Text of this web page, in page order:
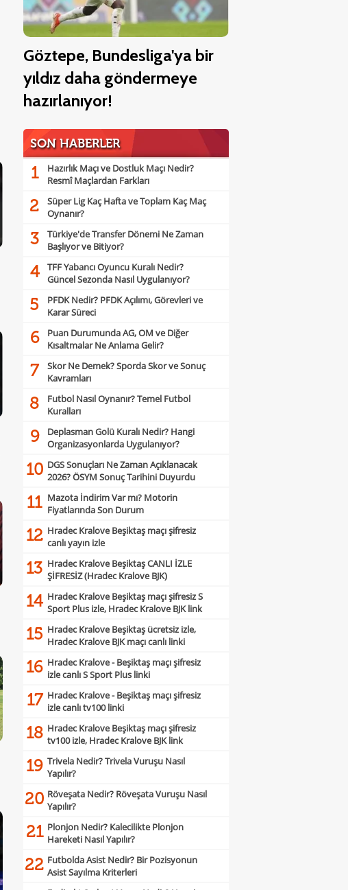
Göztepe, Bundesliga'ya bir
yıldız daha göndermeye
hazırlanıyor!
SON HABERLER
1
Hazırlık Maçı ve Dostluk Maçı Nedir?
Resmî Maçlardan Farkları
2
Süper Lig Kaç Hafta ve Toplam Kaç Maç
Oynanır?
3
Türkiye'de Transfer Dönemi Ne Zaman
Başlıyor ve Bitiyor?
4
TFF Yabancı Oyuncu Kuralı Nedir?
Güncel Sezonda Nasıl Uygulanıyor?
5
PFDK Nedir? PFDK Açılımı, Görevleri ve
Karar Süreci
6
Puan Durumunda AG, OM ve Diğer
Kısaltmalar Ne Anlama Gelir?
7
Skor Ne Demek? Sporda Skor ve Sonuç
Kavramları
8
Futbol Nasıl Oynanır? Temel Futbol
Kuralları
9
Deplasman Golü Kuralı Nedir? Hangi
Organizasyonlarda Uygulanıyor?
10 DGS Sonuçları Ne Zaman Açıklanacak
2026? ÖSYM Sonuç Tarihini Duyurdu
11 Mazota İndirim Var mı? Motorin
Fiyatlarında Son Durum
12 Hradec Kralove Beşiktaş maçı şifresiz
canlı yayın izle
13 Hradec Kralove Beşiktaş CANLI İZLE
ŞİFRESİZ (Hradec Kralove BJK)
14 Hradec Kralove Beşiktaş maçı şifresiz S
Sport Plus izle, Hradec Kralove BJK link
15 Hradec Kralove Beşiktaş ücretsiz izle,
Hradec Kralove BJK maçı canlı linki
16 Hradec Kralove - Beşiktaş maçı şifresiz
izle canlı S Sport Plus linki
17 Hradec Kralove - Beşiktaş maçı şifresiz
izle canlı tv100 linki
18 Hradec Kralove Beşiktaş maçı şifresiz
tv100 izle, Hradec Kralove BJK link
19 Trivela Nedir? Trivela Vuruşu Nasıl
Yapılır?
20 Röveşata Nedir? Röveşata Vuruşu Nasıl
Yapılır?
21 Plonjon Nedir? Kalecilikte Plonjon
Hareketi Nasıl Yapılır?
22 Futbolda Asist Nedir? Bir Pozisyonun
Asist Sayılma Kriterleri